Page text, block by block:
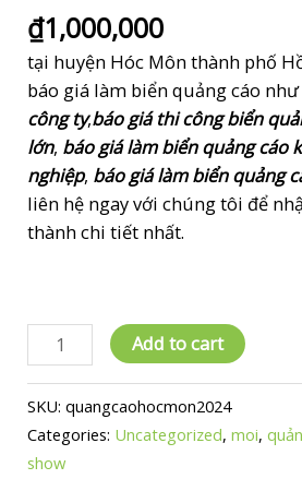
₫1,000,000
tại huyện Hóc Môn thành phố
báo giá làm biển quảng cáo như
công ty,báo giá thi công biển
lớn, báo giá làm biển quảng cáo
nghiệp, báo giá làm biển quảng
liên hệ ngay với chúng tôi để
thành chi tiết nhất.
{MỚI
NHẤT
Add to cart
SKU:quangcaohocmon2024
Categories: Uncategorized,moi,
show